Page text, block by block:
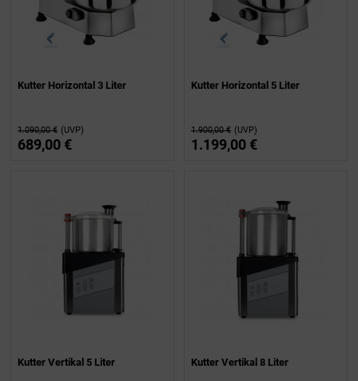
Kutter Horizontal 3 Liter
1.090,00 € (UVP)
689,00 €
Kutter Horizontal 5 Liter
1.900,00 € (UVP)
1.199,00 €
Kutter Vertikal 5 Liter Kutter Vertikal 8 Liter